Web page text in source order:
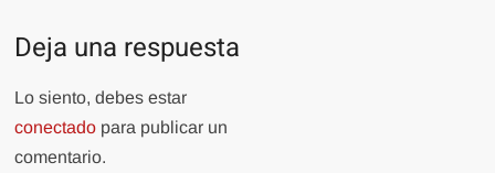
Deja una respuesta
Lo siento, debes estar
conectado para publicar un
comentario.